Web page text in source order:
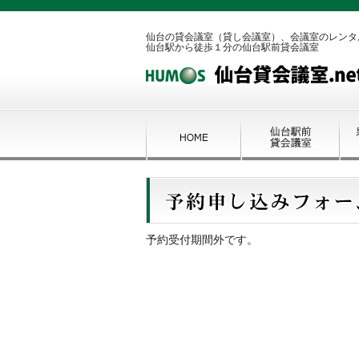
仙台の貸会議室（貸し会議室）、会議室のレン
仙台駅から徒歩１分の仙台駅前貸会議室
予約受付期間外です。